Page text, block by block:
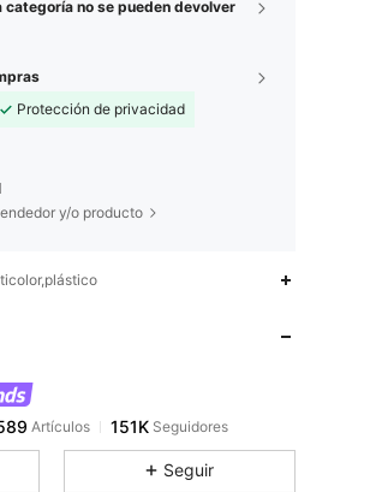
no se pueden devolver
Protección de privacidad
y/o producto
Artículos
16 horas
Seguir